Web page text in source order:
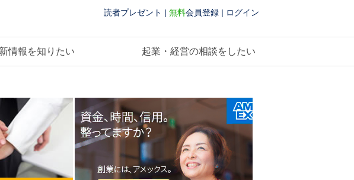
読者プレゼント | 無料会員登録 | ログイン
情報を知りたい 起業・経営の相談をしたい